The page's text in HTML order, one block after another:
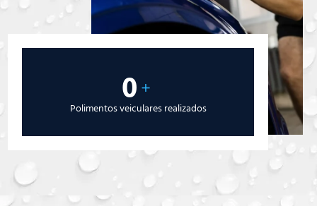
0+
Polimentos veiculares realizados